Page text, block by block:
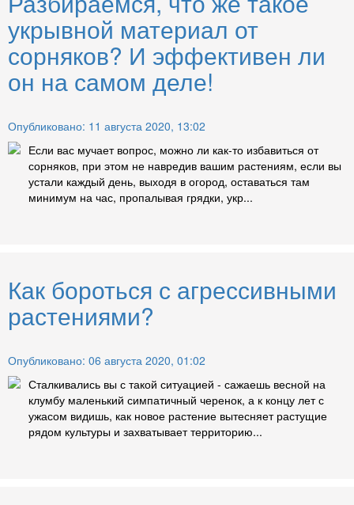
укрывной материал от
сорняков? И эффективен ли
он на самом деле!
Опубликовано: 11 августа 2020, 13:02
Если вас мучает вопрос, можно ли как-то избавиться от
сорняков, при этом не навредив вашим растениям, если вы
устали каждый день, выходя в огород, оставаться там
минимум на час, пропалывая грядки, укр...
Как бороться с агрессивными
растениями?
Опубликовано: 06 августа 2020, 01:02
Сталкивались вы с такой ситуацией - сажаешь весной на
клумбу маленький симпатичный черенок, а к концу лет с
ужасом видишь, как новое растение вытесняет растущие
рядом культуры и захватывает территорию...